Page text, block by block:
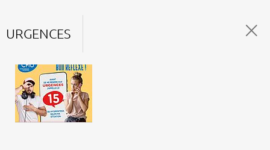
URGENCES